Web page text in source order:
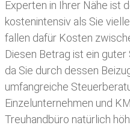
Experten in Ihrer Nähe ist
kostenintensiv als Sie
fallen dafür Kosten
Diesen Betrag ist ein
da Sie durch dessen
umfangreiche
Einzelunternehmen und
Treuhandbüro natürlich